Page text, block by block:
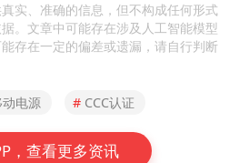
实、准确的信息，但不构成任何形式
。文章中可能存在涉及人工智能模型
存在一定的偏差或遗漏，请自行判断
电源 # CCC认证
，查看更多资讯